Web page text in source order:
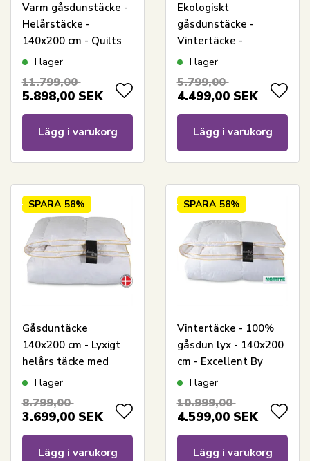
Varm gåsdunstäcke -
Helårstäcke -
140x200 cm - Quilts
Of Denmark - Tunø-
I lager
11.799,00
5.898,00 SEK
Lägg i varukorg
Ekologiskt
gåsdunstäcke -
Vintertäcke -
140x200 cm - Feng
täcke
I lager
5.799,00
4.499,00 SEK
Lägg i varukorg
SPARA 58%
Gåsduntäcke
140x200 cm - Lyxigt
helårs täcke med
gåsdun - Premium By
varmt
I lager
8.799,00
3.699,00 SEK
Lägg i varukorg
SPARA 58%
Vintertäcke - 100%
gåsdun lyx - 140x200
cm - Excellent By
Borg gåsdunstäcke -
I lager
10.999,00
4.599,00 SEK
Lägg i varukorg